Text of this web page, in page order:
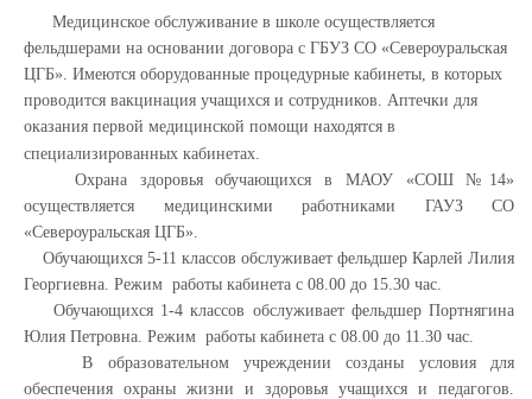
Медицинское обслуживание в школе осуществляется
фельдшерами на основании договора с ГБУЗ СО «Североуральская
ЦГБ». Имеются оборудованные процедурные кабинеты, в которых
проводится вакцинация учащихся и сотрудников. Аптечки для
оказания первой медицинской помощи находятся в
специализированных кабинетах.
Охрана здоровья обучающихся в МАОУ «СОШ №14»
осуществляется медицинскими работниками ГАУЗ СО
«Североуральская ЦГБ».
Обучающихся 5-11 классов обслуживает фельдшер Карлей Лилия
Георгиевна. Режим работы кабинета с 08.00 до 15.30 час.
Обучающихся 1-4 классов обслуживает фельдшер Портнягина
Юлия Петровна. Режим работы кабинета с 08.00 до 11.30 час.
В образовательном учреждении созданы условия для
обеспечения охраны жизни и здоровья учащихся и педагогов.